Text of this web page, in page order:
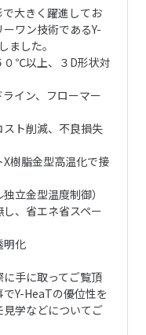
大きく躍進してお
ワン技術であるY-
ました。
０℃以上、３D形状対
イン、フローマー
スト削減、不良損失
樹脂金型高温化で接
立金型温度制御）
、省エネ省スペー
明化
手に取ってご覧頂
Y-HeaTの優位性を
学などについてご